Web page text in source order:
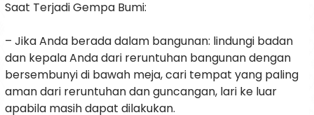
Saat Terjadi Gempa Bumi:
– Jika Anda berada dalam bangunan: lindungi badan
dan kepala Anda dari reruntuhan bangunan dengan
bersembunyi di bawah meja, cari tempat yang paling
aman dari reruntuhan dan guncangan, lari ke luar
apabila masih dapat dilakukan.